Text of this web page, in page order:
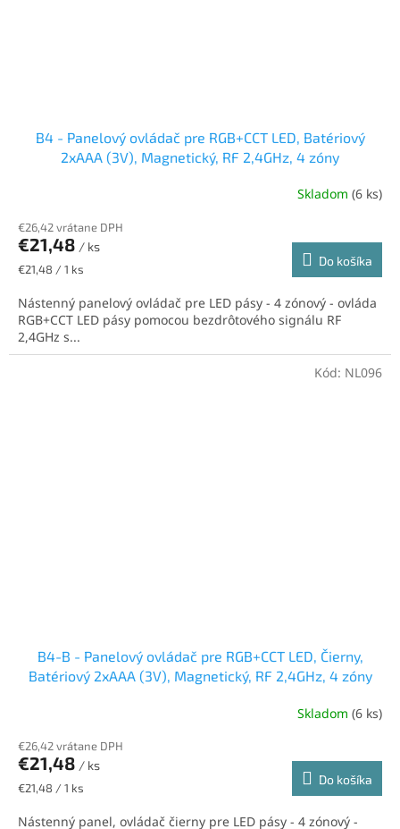
B4 - Panelový ovládač pre RGB+CCT LED, Batériový
2xAAA (3V), Magnetický, RF 2,4GHz, 4 zóny
produktu
je
5,0
5
hviezdičiek.
Skladom(6 ks)
€26,42 vrátane DPH
€21,48 / ks
Jednotková
€21,48 / 1 ks
Do košíka
Nástenný panelový ovládač pre LED pásy - 4 zónový - ovláda
RGB+CCT LED pásy pomocou bezdrôtového signálu RF
2,4GHz s...
B4-B - Panelový ovládač pre RGB+CCT LED, Čierny,
Batériový 2xAAA (3V), Magnetický, RF 2,4GHz, 4 zóny
produktu
je
5,0
5
Skladom(6 ks)
€26,42 vrátane DPH
€21,48 / ks
Jednotková
€21,48 / 1 ks
Do košíka
Nástenný panel, ovládač čierny pre LED pásy - 4 zónový -
Kód: NL096